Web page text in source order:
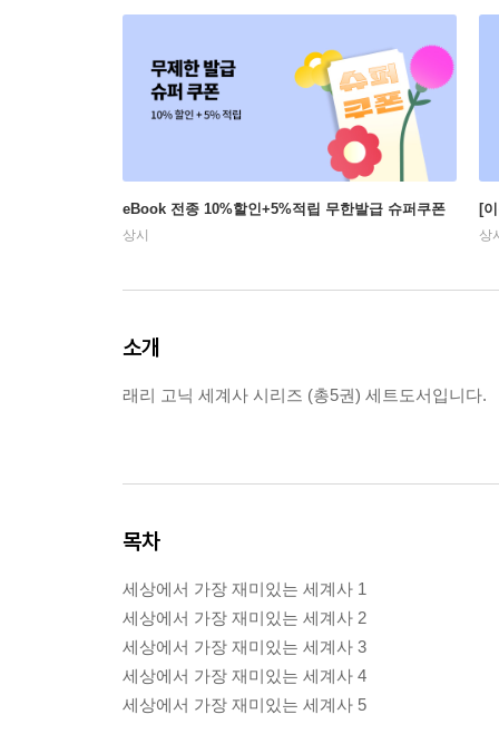
eBook 전종 10%할인+5%적립 무한발급 슈퍼쿠폰
상시
[
상
소개
래리 고닉 세계사 시리즈 (총5권) 세트도서입니다.
목차
세상에서 가장 재미있는 세계사 1
세상에서 가장 재미있는 세계사 2
세상에서 가장 재미있는 세계사 3
세상에서 가장 재미있는 세계사 4
세상에서 가장 재미있는 세계사 5